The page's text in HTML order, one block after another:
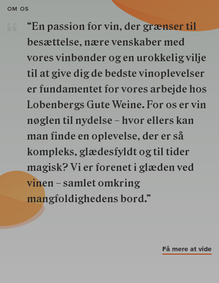
OM OS
“En passion for vin, der grænser til
besættelse, nære venskaber med
vores vinbønder og en urokkelig vilje
til at give dig de bedste vinoplevelser
er fundamentet for vores arbejde hos
Lobenbergs Gute Weine. For os er vin
nøglen til nydelse – hvor ellers kan
man finde en oplevelse, der er så
kompleks, glædesfyldt og til tider
magisk? Vi er forenet i glæden ved
vinen – samlet omkring
mangfoldighedens bord.”
Få mere at vide